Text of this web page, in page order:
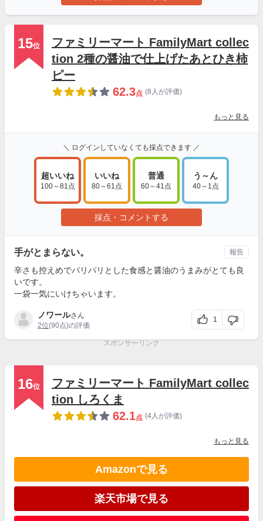
15位
ファミリーマート FamilyMart collec
tion 2種の醤油で仕上げたあとひき柿
ピー
62.3点 (8人が評価)
もっと見る
＼ ログインしていなくても採点できます ／
超いいね
100～81点
いいね
80～61点
普通
60～41点
う～ん
40～1点
採点・コメントする
手がとまらない。
辛さも控えめでパリパリとした食感と醤油のうまみがとても良
いです。
一袋一気にいけちゃいます。
ノワールさん
2位(90点)の評価
1
報告
スポンサーリンク
16位
ファミリーマート FamilyMart collec
tion しろくま
62.1点 (4人が評価)
もっと見る
Amazonで見る
楽天市場で見る